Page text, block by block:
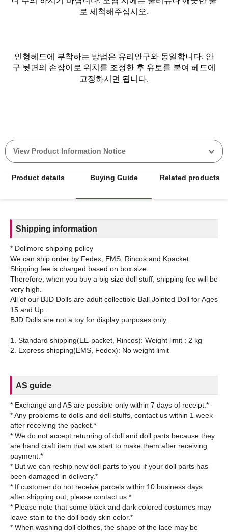
로 세척해주십시오.
인형헤드에 부착하는 방법은 유리안구와 동일합니다. 안
구 뒷면의 손잡이로 위치를 조정한 후 유토를 붙여 헤드에
고정하시면 됩니다.
View Product Information Notice
Product details Buying Guide Related products
Shipping information
* Dollmore shipping policy
We can ship order by Fedex, EMS, Rincos and Kpacket.
Shipping fee is charged based on box size.
Therefore, when you buy a big size doll stuff, shipping fee will be
very high.
All of our BJD Dolls are adult collectible Ball Jointed Doll for Ages
15 and Up.
BJD Dolls are not a toy for display purposes only.
1. Standard shipping(EE-packet, Rincos): Weight limit : 2 kg
AS guide
* Exchange and AS are possible only within 7 days of receipt.*
* Any problems to dolls and doll stuffs, contact us within 1 week
after receiving the packet.*
* We do not accept returning of doll and doll parts because they
are hand craft item that we start to make them after receiving
payment.*
* But we can reship new doll parts to you if your doll parts has
been damaged in delivery.*
* If customer do not receive parcels within 10 business days
after shipping out, please contact us.*
* Please note that some black and dark colored costumes may
leave stain to the doll body skin color.*
* When washing doll clothes, the shape of the lace may be